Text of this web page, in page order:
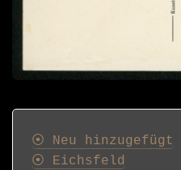
Postkarten
⦿ Neu hinzugefügt
⦿ Eichsfeld